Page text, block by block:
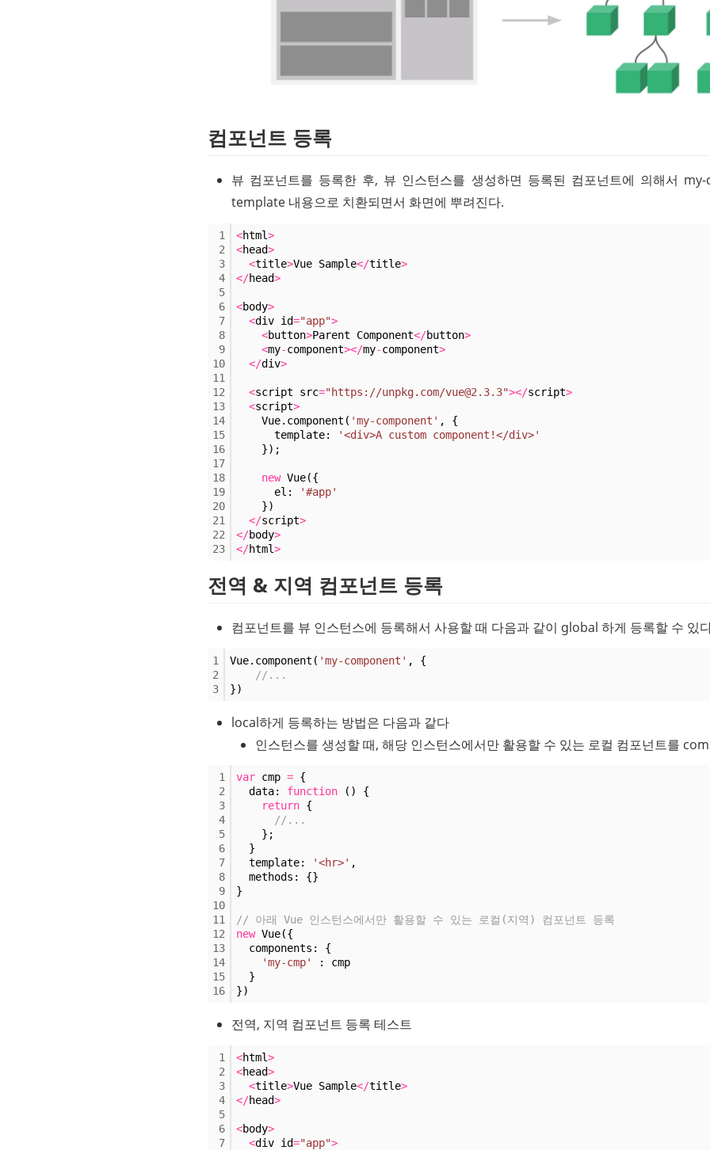
컴포넌트 등록
뷰 컴포넌트를 등록한 후, 뷰 인스턴스를 생성하면 등록된 컴포넌트에 의해서
template 내용으로 치환되면서 화면에 뿌려진다.
1
2
3
4
5
6
7
8
9
10
11
12
13
14
15
16
17
18
19
20
21
22
23
<html>
<head>
<title>Vue Sample</title>
</head>
<body>
<div id="app">
<button>Parent Component</button>
<my-component></my-component>
</div>
<script src="https://unpkg.com/vue@2.3.3"></script>
<script>
Vue.component( 'my-component' , {
template:
'<div>A custom component!</div>'
});
new Vue({
el:
'#app'
})
</script>
</body>
</html>
전역 & 지역 컴포넌트 등록
컴포넌트를 뷰 인스턴스에 등록해서 사용할 때 다음과 같이 global 하게 등록할 수 있
1
2
3
Vue.component( 'my-component' , {
//...
})
local하게 등록하는 방법은 다음과 같다
인스턴스를 생성할 때, 해당 인스턴스에서만 활용할 수 있는 로컬 컴포넌트를
1
2
3
4
5
6
7
8
9
10
11
12
13
14
15
16
var cmp = {
data: function () {
return {
//...
};
}
template:
'<hr>' ,
methods: {}
}
// 아래 Vue 인스턴스에서만 활용할 수 있는 로컬(지역) 컴포넌트 등록
new Vue({
components: {
'my-cmp'
: cmp
}
})
전역, 지역 컴포넌트 등록 테스트
1
2
3
4
5
6
7
<html>
<head>
<title>Vue Sample</title>
</head>
<body>
<div id="app">